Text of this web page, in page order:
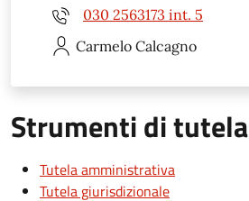
030 2563173 int. 5
Carmelo Calcagno
Strumenti di tutela
Tutela amministrativa
Tutela giurisdizionale